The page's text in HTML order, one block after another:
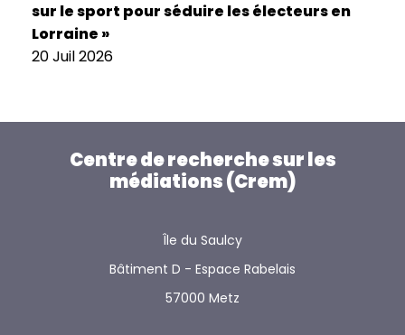
sur le sport pour séduire les électeurs en
Lorraine »
20 Juil 2026
Centre de recherche sur les
médiations (Crem)
Île du Saulcy
Bâtiment D - Espace Rabelais
57000 Metz